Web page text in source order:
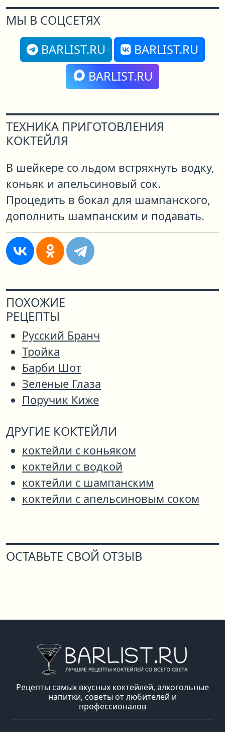
МЫ В СОЦСЕТЯХ
BARLIST.RU
BARLIST.RU
BARLIST.RU
ТЕХНИКА ПРИГОТОВЛЕНИЯ
КОКТЕЙЛЯ
В шейкере со льдом встряхнуть водку,
коньяк и апельсиновый сок.
Процедить в бокал для шампанского,
дополнить шампанским и подавать.
ПОХОЖИЕ
РЕЦЕПТЫ
Русский Бранч
Тройка
Барби Шот
Зеленые Глаза
Поручик Киже
ДРУГИЕ КОКТЕЙЛИ
коктейли с коньяком
коктейли с водкой
коктейли с шампанским
коктейли с апельсиновым соком
ОСТАВЬТЕ СВОЙ ОТЗЫВ
Рецепты самых вкусных коктейлей, алкогольные
напитки, советы от любителей и
профессионалов